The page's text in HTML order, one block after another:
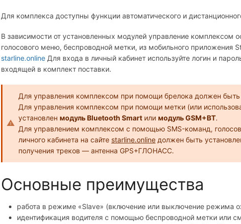
Для комплекса доступны функции автоматического и
В зависимости от установленных модулей управление комплексом
голосового меню, беспроводной метки, из мобильного приложения
starline.online Для входа в личный кабинет используйте логин и
входящей в комплект поставки.
Для управления комплексом при помощи брелока должен быть
Для управления комплексом при помощи метки (или
установлен модуль Bluetooth Smart или модуль GSM+BT.
Для управлением комплексом с помощью SMS-команд,
личного кабинета на сайте starline.online должен быть
получения треков — антенна GPS+ГЛОНАСС.
Основные преимущества
работа в режиме «Slave» (включение или выключение режима
идентификация водителя с помощью беспроводной метки или